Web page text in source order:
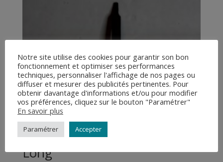
1 Embout Torx T20 Percé Mi-
Long
Notre site utilise des cookies pour garantir son bon
fonctionnement et optimiser ses performances
techniques, personnaliser l'affichage de nos pages ou
diffuser et mesurer des publicités pertinentes. Pour
obtenir davantage d'informations et/ou pour modifier
vos préférences, cliquez sur le bouton "Paramétrer"
En savoir plus
Paramétrer Accepter